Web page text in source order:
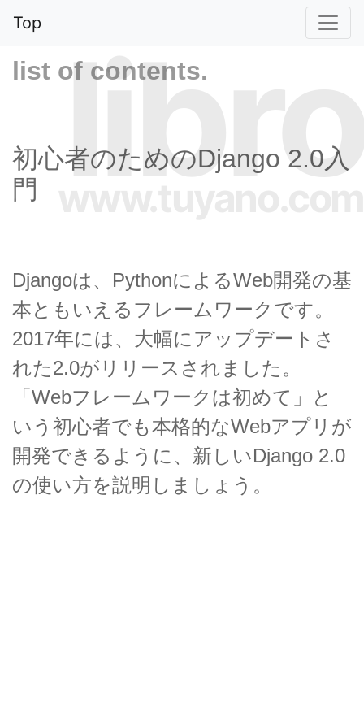
Top
libro
list of contents.
初心者のためのDjango 2.0入
門
Djangoは、PythonによるWeb開発の基
本ともいえるフレームワークです。
2017年には、大幅にアップデートさ
れた2.0がリリースされました。
「Webフレームワークは初めて」と
いう初心者でも本格的なWebアプリが
開発できるように、新しいDjango 2.0
の使い方を説明しましょう。